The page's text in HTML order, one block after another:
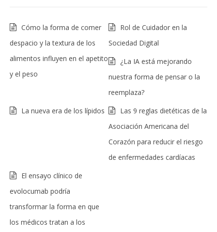
Cómo la forma de comer
despacio y la textura de los
alimentos influyen en el apetito
y el peso
Rol de Cuidador en la
Sociedad Digital
¿La IA está mejorando
nuestra forma de pensar o la
reemplaza?
La nueva era de los lípidos
Las 9 reglas dietéticas de la
Asociación Americana del
Corazón para reducir el riesgo
de enfermedades cardíacas
El ensayo clínico de
evolocumab podría
transformar la forma en que
los médicos tratan a los